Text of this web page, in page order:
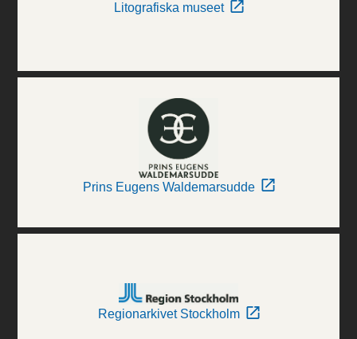
Litografiska museet
Prins Eugens Waldemarsudde
Regionarkivet Stockholm